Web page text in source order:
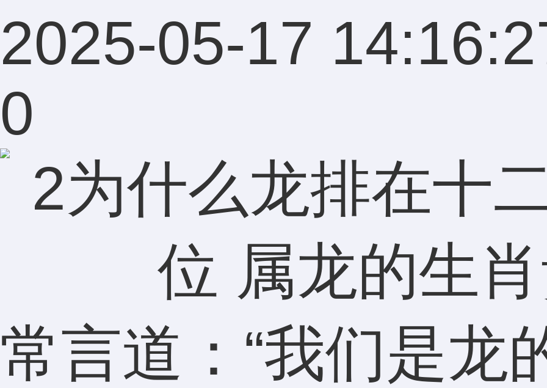
2025-05-17
0
常言道：“我们是龙